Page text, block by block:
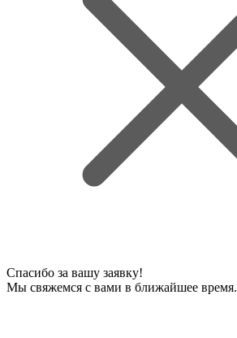
Спасибо за вашу заявку!
Мы свяжемся с вами в ближайшее время.